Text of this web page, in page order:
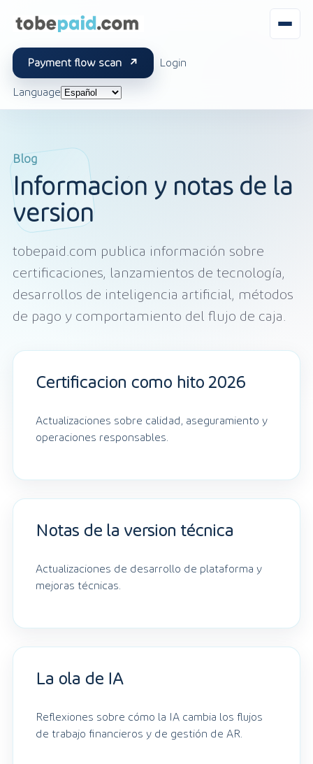
Payment flow scan Login
Language
Blog
Información y notas de la
versión
tobepaid.com publica información sobre
certificaciones, lanzamientos de tecnología,
desarrollos de inteligencia artificial, métodos
de pago y comportamiento del flujo de caja.
Certificación como hito 2026
Actualizaciones sobre calidad, aseguramiento y
operaciones responsables.
Notas de la versión técnica
Actualizaciones de desarrollo de plataforma y
mejoras técnicas.
La ola de IA
Reflexiones sobre cómo la IA cambia los flujos
de trabajo financieros y de gestión de AR.